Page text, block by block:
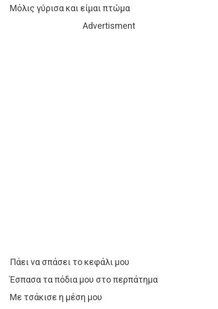
Μόλις γύρισα και είμαι πτώμα
Advertisment
Πάει να σπάσει το κεφάλι μου
Έσπασα τα πόδια μου στο περπάτημα
Με τσάκισε η μέση μου